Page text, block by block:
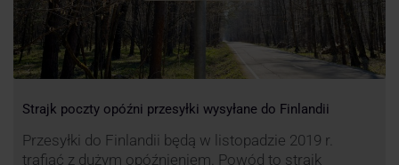
Strajk poczty opóźni przesyłki wysyłane do Finlandii
Przesyłki do Finlandii będą w listopadzie 2019 r.
trafiać z dużym opóźnieniem. Powód to strajk